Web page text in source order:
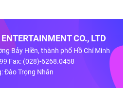
CO., LTD
Bảy Hiền, thành phố Hồ Chí Minh
Fax: (028)-6268.0458
Đào Trọng Nhân